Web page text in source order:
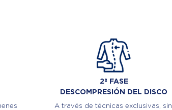
2ª FASE
DESCOMPRESIÓN DEL DISCO
A través de técnicas exclusivas, sin